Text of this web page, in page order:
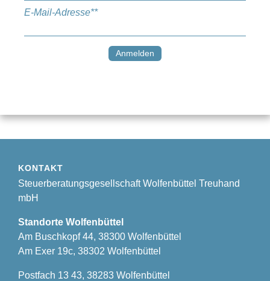
E-Mail-Adresse**
KONTAKT
Steuerberatungsgesellschaft Wolfenbüttel Treuhand
mbH
Standorte Wolfenbüttel
Am Buschkopf 44, 38300 Wolfenbüttel
Am Exer 19c, 38302 Wolfenbüttel
Postfach 13 43, 38283 Wolfenbüttel